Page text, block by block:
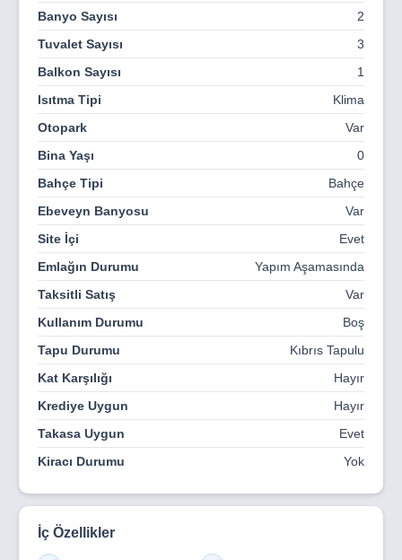
Banyo Sayısı
2
Tuvalet Sayısı
3
Balkon Sayısı
1
Isıtma Tipi
Klima
Otopark
Var
Bina Yaşı
0
Bahçe Tipi
Bahçe
Ebeveyn Banyosu
Var
Site İçi
Evet
Emlağın Durumu
Yapım Aşamasında
Taksitli Satış
Var
Kullanım Durumu
Boş
Tapu Durumu
Kıbrıs Tapulu
Kat Karşılığı
Hayır
Krediye Uygun
Hayır
Takasa Uygun
Evet
Kiracı Durumu
Yok
İç Özellikler